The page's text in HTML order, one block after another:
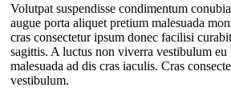
Volutpat suspendisse condimentum
augue porta aliquet pretium malesuada
cras consectetur ipsum donec facilisi
sagittis. A luctus non viverra vestibulum eu
malesuada ad dis cras iaculis. Cras
vestibulum.